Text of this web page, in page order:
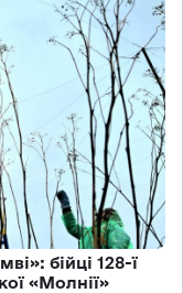
бійці 128-ї
«Молнії»